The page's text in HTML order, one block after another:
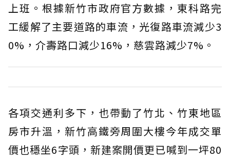
上班。根據新竹市政府官方數據，東科路完
工緩解了主要道路的車流，光復路車流減少3
0%，介壽路口減少16%，慈雲路減少7%。
各項交通利多下，也帶動了竹北、竹東地區
房市升溫，新竹高鐵旁周圍大樓今年成交單
價也穩坐6字頭，新建案開價更已喊到一坪80